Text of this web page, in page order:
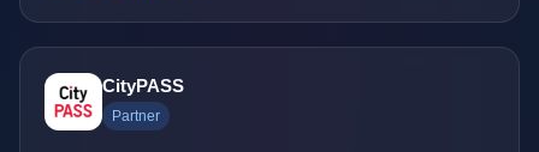
CityPASS
Partner